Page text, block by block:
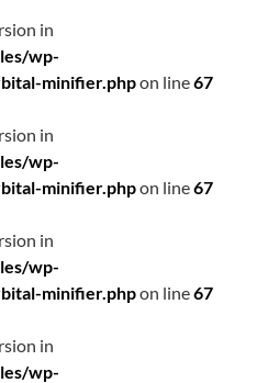
in
wp-
minifier.phpon line67
in
wp-
minifier.phpon line67
in
wp-
minifier.phpon line67
in
wp-